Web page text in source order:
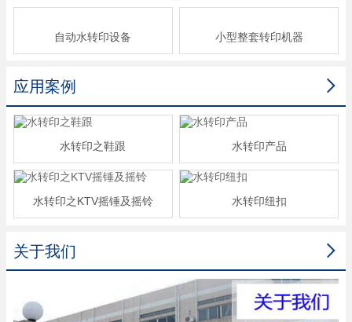
自动水转印设备 小型整套转印机器

应用案例
水转印之鞋跟 水转印产品
水转印之KTV摇锤及摇铃 水转印纽扣

关于我们